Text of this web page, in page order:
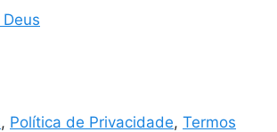
, Política de Privacidade, Termos